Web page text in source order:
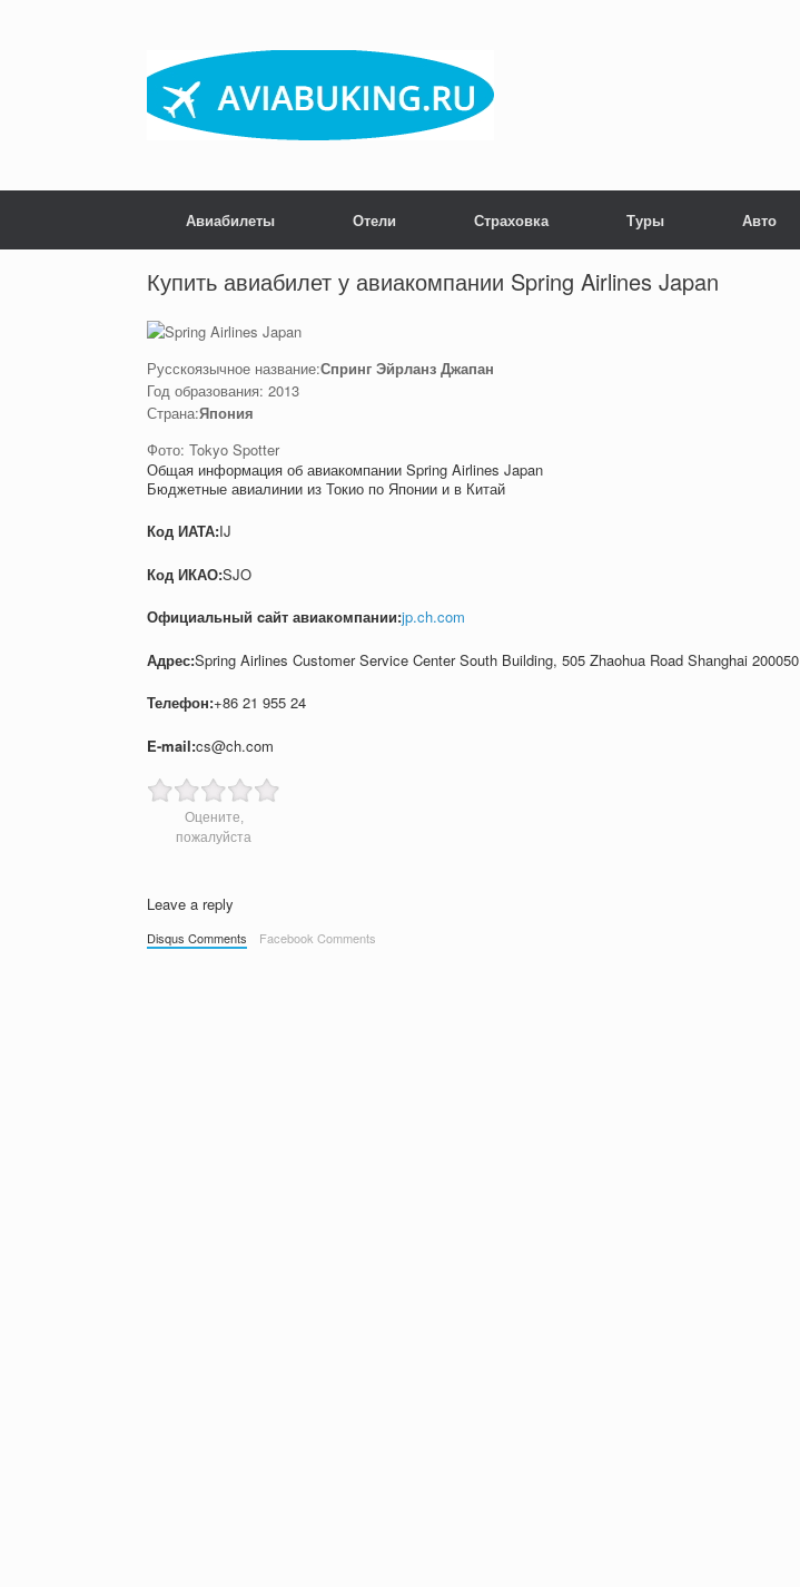
Авиабилеты Отели Страховка Туры Авто
Купить авиабилет у авиакомпании Spring Airlines Japan
Русскоязычное название:Спринг Эйрланз Джапан
Год образования: 2013
Страна:Япония
Фото: Tokyo Spotter
Общая информация об авиакомпании Spring Airlines Japan
Бюджетные авиалинии из Токио по Японии и в Китай
Код ИАТА:IJ
Код ИКАО:SJO
Официальный cайт авиакомпании:jp.ch.com
Адрес:Spring Airlines Customer Service Center South Building, 505 Zhaohua Road Shanghai 200050
Телефон:+86 21 955 24
E-mail:cs@ch.com
Оцените,
пожалуйста
Post navigation
Leave a reply
Disqus Comments Facebook Comments